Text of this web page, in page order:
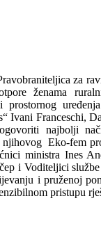
za
ženama
prostornog
Ivani Franceschi,
najbolji
Eko-fem
ministra Ines
i Voditeljici
i pruženoj
pristupu